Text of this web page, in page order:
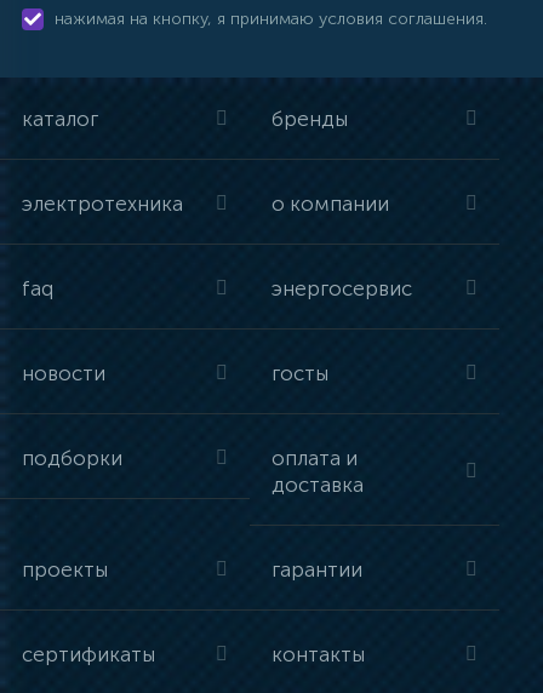
нажимая на кнопку, я принимаю условия соглашения.
каталог бренды
электротехника о компании
faq энергосервис
новости госты
подборки
оплата и
доставка
проекты гарантии
сертификаты контакты